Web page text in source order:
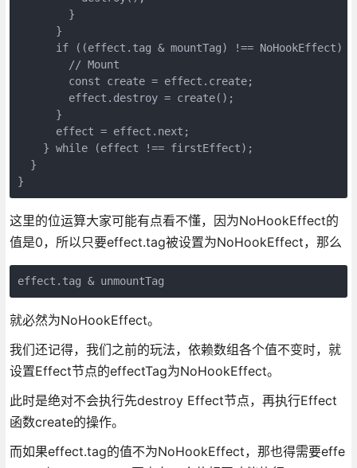
        }
      }
      if ((effect.tag & mountTag) !== NoHookEffect) {
        // Mount
        const create = effect.create;
        effect.destroy = create();
      }
      effect = effect.next;
    } while (effect !== firstEffect);
  }
}
这里的位运算大家可能有点看不懂，因为NoHookEffect的
值是0，所以只要effect.tag被设置为NoHookEffect，那么
effect.tag & unmountTag
就必然为NoHookEffect。
我们还记得，我们之前的玩法，依赖数组各个值不变时，就
设置Effect节点的effectTag为NoHookEffect。
此时是绝对不会执行先destroy Effect节点，再执行Effect
函数create的操作。
而如果effect.tag的值不为NoHookEffect，那也得需要effe